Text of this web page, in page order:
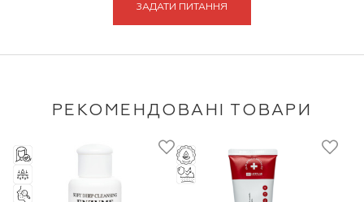
ЗАДАТИ ПИТАННЯ
РЕКОМЕНДОВАНІ ТОВАРИ